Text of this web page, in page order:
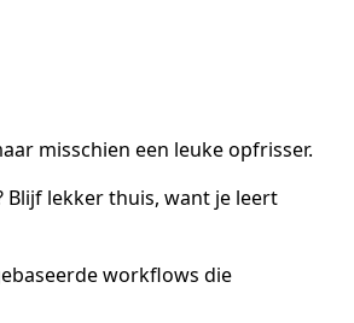
misschien een leuke opfrisser.
lekker thuis, want je leert
workflows die